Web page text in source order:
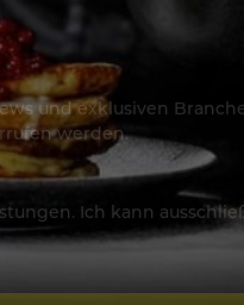
und exklusiven
werden.
Ich kann